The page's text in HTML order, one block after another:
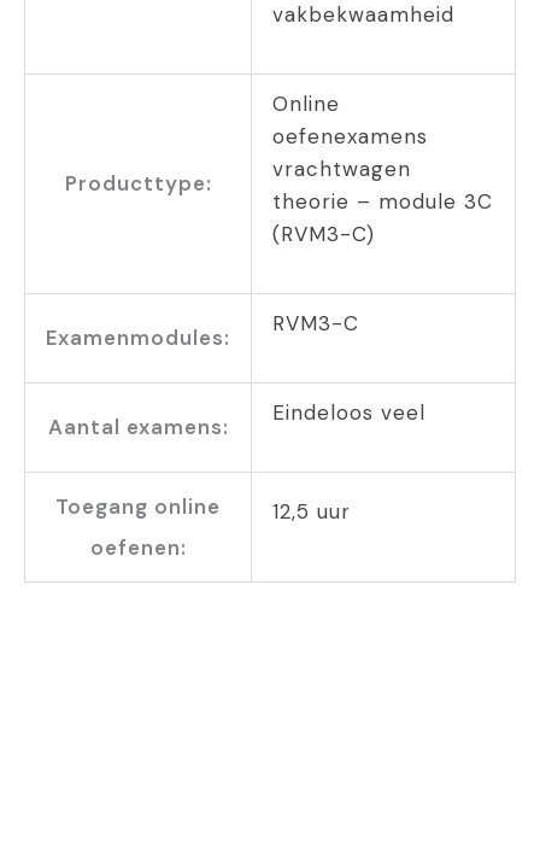
vakbekwaamheid
Producttype:
Online
oefenexamens
vrachtwagen
theorie – module 3C
(RVM3-C)
Examenmodules:
RVM3-C
Aantal examens:
Eindeloos veel
Toegang online
oefenen:
12,5 uur